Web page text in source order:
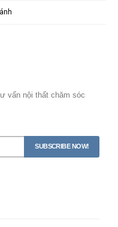
vấn nội thất chăm sóc